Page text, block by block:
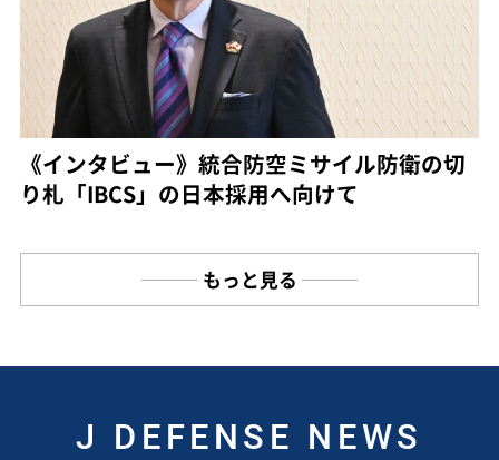
《インタビュー》統合防空ミサイル防衛の切
り札「IBCS」の日本採用へ向けて
もっと見る
J DEFENSE NEWS